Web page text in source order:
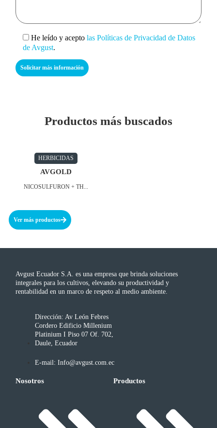
He leído y aceptolas Políticas de Privacidad de Datos
de Avgust.
Productos más buscados
HERBICIDAS
AVGOLD
NICOSULFURON + TH...
Ver más productos
Avgust Ecuador S.A. es una empresa que brinda soluciones
integrales para los cultivos, elevando su productividad y
rentabilidad en un marco de respeto al medio ambiente.
Dirección: Av León Febres
Cordero Edificio Millenium
Platinium I Piso 07 Of. 702,
Daule, Ecuador
E-mail: Info@avgust.com.ec
Nosotros Productos